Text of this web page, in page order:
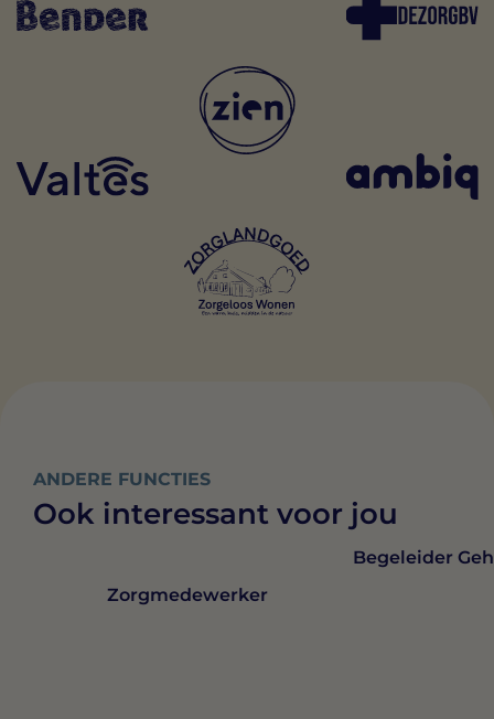
ANDERE FUNCTIES
Ook interessant voor jou
Zorgmedewerker
Begeleider